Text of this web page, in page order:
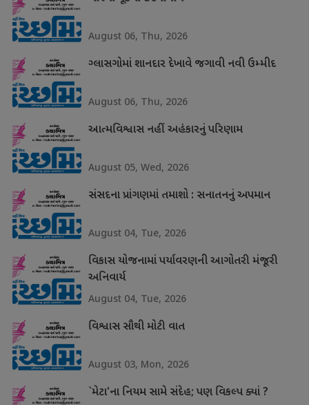
August 06, Thu, 2026
ગ્લાસગોમાં શાનદાર દેખાવે જગાવી નવી ઉમ્મીદ
August 06, Thu, 2026
આત્મવિશ્વાસ નહીં અહંકારનું પરિણામ
August 05, Wed, 2026
સંસદના પ્રાંગણમાં તમાશો : સનાતનનું અપમાન
August 04, Tue, 2026
વિકાસ યોજનામાં પર્યાવરણની આગોતરી મંજૂરી
અનિવાર્ય
August 04, Tue, 2026
વિશ્વાસ સૌથી મોટી વાત
August 03, Mon, 2026
`મેટા'ના નિયમ સામે સંદેહ; પણ વિકલ્પ ક્યાં ?